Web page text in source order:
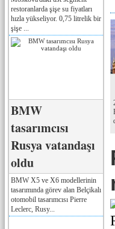
restoranlarda şişe su fiyatları
hızla yükseliyor. 0,75 litrelik bir
şişe ...
BMW
tasarımcısı
Rusya vatandaşı
oldu
BMW X5 ve X6 modellerinin
tasarımında görev alan Belçikalı
otomobil tasarımcısı Pierre
Leclerc, Rusy...